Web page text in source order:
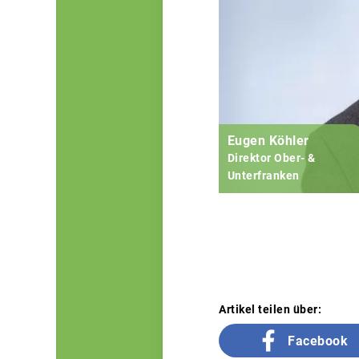
Eugen Köhler
Direktor Ober- &
Unterfranken
Artikel teilen über:
Facebook